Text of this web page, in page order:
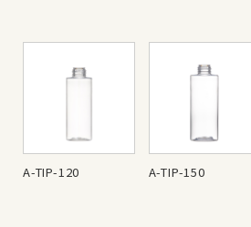
A-TIP-120 A-TIP-150